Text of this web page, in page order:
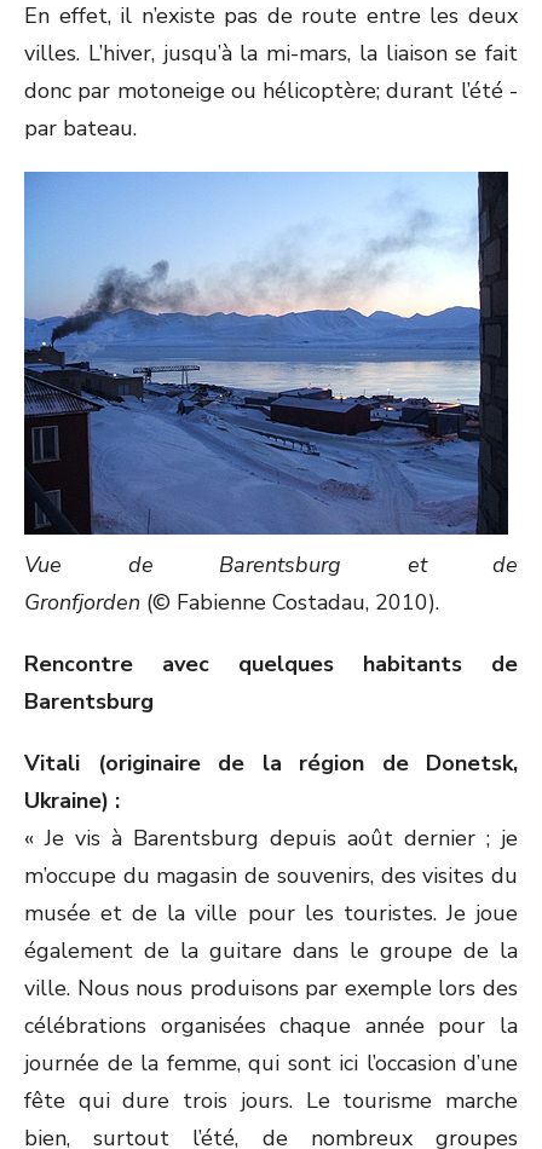
En effet, il n’existe pas de route entre les deux
villes. L’hiver, jusqu’à la mi-mars, la liaison se fait
donc par motoneige ou hélicoptère; durant l’été -
par bateau.
Vue de Barentsburg et de
Gronfjorden (© Fabienne Costadau, 2010).
Rencontre avec quelques habitants de
Barentsburg
Vitali (originaire de la région de Donetsk,
Ukraine) :
« Je vis à Barentsburg depuis août dernier ; je
m’occupe du magasin de souvenirs, des visites du
musée et de la ville pour les touristes. Je joue
également de la guitare dans le groupe de la
ville. Nous nous produisons par exemple lors des
célébrations organisées chaque année pour la
journée de la femme, qui sont ici l’occasion d’une
fête qui dure trois jours. Le tourisme marche
bien, surtout l’été, de nombreux groupes